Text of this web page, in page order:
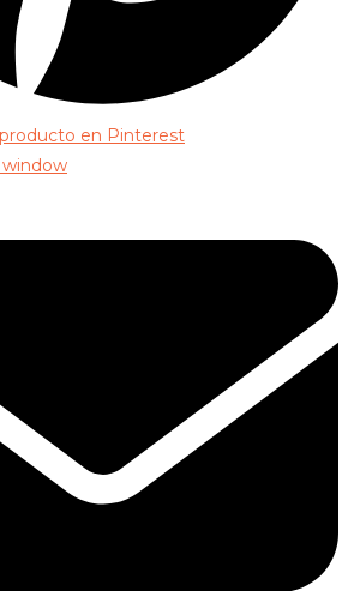
en Pinterest
window